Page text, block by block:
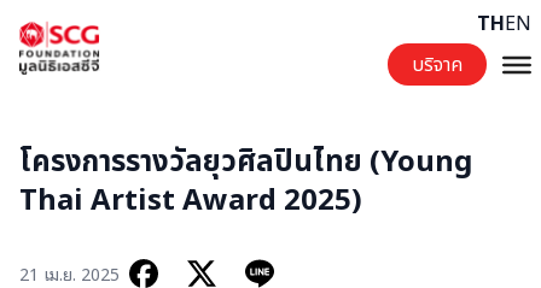
บริจาค
THEN
โครงการรางวัลยุวศิลปินไทย (Young
Thai Artist Award 2025)
21 เม.ย. 2025